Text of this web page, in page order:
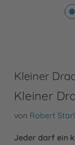
Kleiner
Kleiner
von Robert
Jeder darf ein